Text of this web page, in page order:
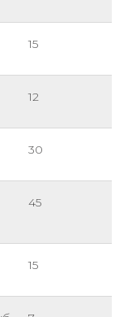
15
12
30
45
15